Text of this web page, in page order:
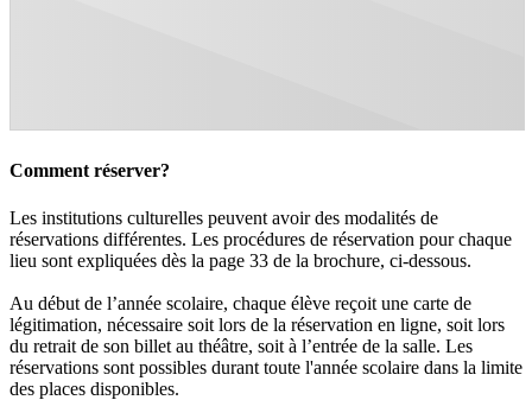
Comment réserver?
Les institutions culturelles peuvent avoir des modalités de
réservations différentes. Les procédures de réservation pour chaque
lieu sont expliquées dès la page 33 de la brochure, ci-dessous.
Au début de l’année scolaire, chaque élève reçoit une carte de
légitimation, nécessaire soit lors de la réservation en ligne, soit lors
du retrait de son billet au théâtre, soit à l’entrée de la salle. Les
réservations sont possibles durant toute l'année scolaire dans la limite
des places disponibles.